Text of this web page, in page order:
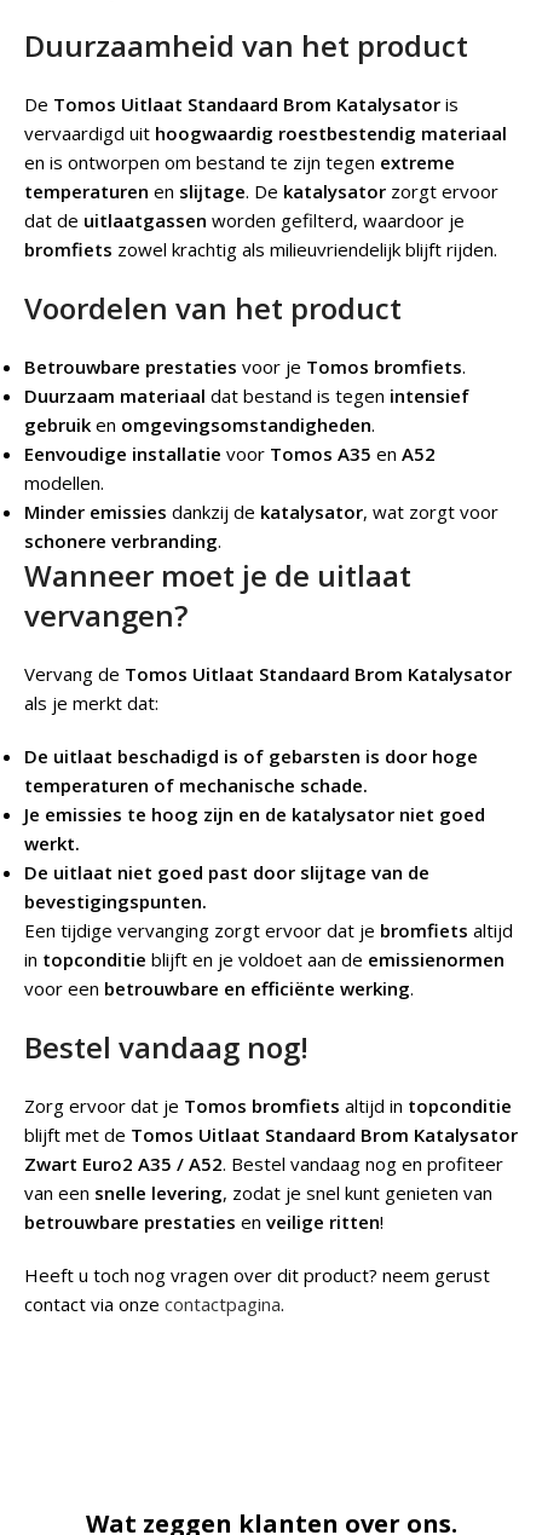
Duurzaamheid van het product
De Tomos Uitlaat Standaard Brom Katalysator is
vervaardigd uit hoogwaardig roestbestendig materiaal
en is ontworpen om bestand te zijn tegen extreme
temperaturen en slijtage. De katalysator zorgt ervoor
dat de uitlaatgassen worden gefilterd, waardoor je
bromfiets zowel krachtig als milieuvriendelijk blijft rijden.
Voordelen van het product
Betrouwbare prestaties voor je Tomos bromfiets.
Duurzaam materiaal dat bestand is tegen intensief
gebruik en omgevingsomstandigheden.
Eenvoudige installatie voor Tomos A35 en A52
modellen.
Minder emissies dankzij de katalysator, wat zorgt voor
schonere verbranding.
Wanneer moet je de uitlaat
vervangen?
Vervang de Tomos Uitlaat Standaard Brom Katalysator
als je merkt dat:
De uitlaat beschadigd is of gebarsten is door hoge
temperaturen of mechanische schade.
Je emissies te hoog zijn en de katalysator niet goed
werkt.
De uitlaat niet goed past door slijtage van de
bevestigingspunten.
Een tijdige vervanging zorgt ervoor dat je bromfiets altijd
in topconditie blijft en je voldoet aan de emissienormen
voor een betrouwbare en efficiënte werking.
Bestel vandaag nog!
Zorg ervoor dat je Tomos bromfiets altijd in topconditie
blijft met de Tomos Uitlaat Standaard Brom Katalysator
Zwart Euro2 A35 / A52. Bestel vandaag nog en profiteer
van een snelle levering, zodat je snel kunt genieten van
betrouwbare prestaties en veilige ritten!
Heeft u toch nog vragen over dit product? neem gerust
contact via onze contactpagina.
Wat zeggen klanten over ons.